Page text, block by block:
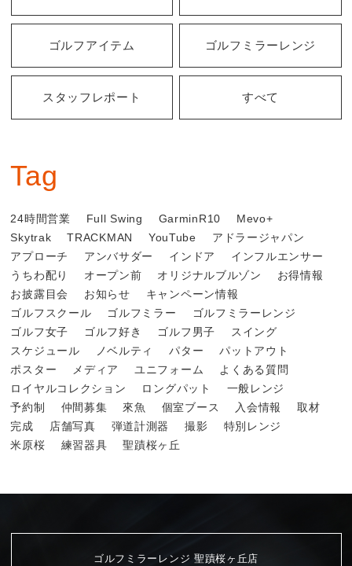
ゴルフアイテム ゴルフミラーレンジ
スタッフレポート すべて
Tag
24時間営業 Full Swing GarminR10
Mevo+
Skytrak
TRACKMAN YouTube
アドラージャパン
アプローチ
アンバサダー インドア
インフルエンサー
うちわ配り
オープン前 オリジナルブルゾン
お得情報
お披露目会
お知らせ
キャンペーン情報
ゴルフスクール
ゴルフミラー
ゴルフミラーレンジ
ゴルフ女子
ゴルフ好き ゴルフ男子
スイング
スケジュール
ノベルティ パター
パットアウト
ポスター
メディア ユニフォーム
よくある質問
ロイヤルコレクション
ロングパット
一般レンジ
予約制
仲間募集 來魚 個室ブース 入会情報
取材
完成
店舗写真 弾道計測器 撮影
特別レンジ
米原桜
練習器具 聖蹟桜ヶ丘
ゴルフミラーレンジ 聖蹟桜ヶ丘店